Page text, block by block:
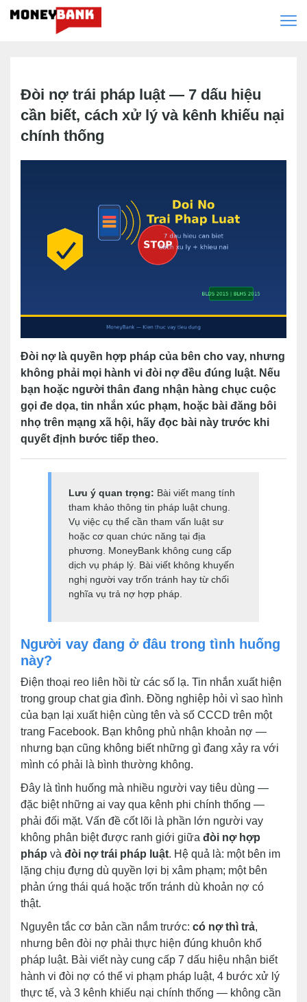
Đòi nợ trái pháp luật — 7 dấu hiệu
cần biết, cách xử lý và kênh khiếu nại
chính thống
Đòi nợ là quyền hợp pháp của bên cho vay, nhưng
không phải mọi hành vi đòi nợ đều đúng luật. Nếu
bạn hoặc người thân đang nhận hàng chục cuộc
gọi đe dọa, tin nhắn xúc phạm, hoặc bài đăng bôi
nhọ trên mạng xã hội, hãy đọc bài này trước khi
quyết định bước tiếp theo.
Lưu ý quan trọng: Bài viết mang tính
tham khảo thông tin pháp luật chung.
Vụ việc cụ thể cần tham vấn luật sư
hoặc cơ quan chức năng tại địa
phương. MoneyBank không cung cấp
dịch vụ pháp lý. Bài viết không khuyến
nghị người vay trốn tránh hay từ chối
nghĩa vụ trả nợ hợp pháp.
Người vay đang ở đâu trong tình huống
này?
Điện thoại reo liên hồi từ các số lạ. Tin nhắn xuất hiện
trong group chat gia đình. Đồng nghiệp hỏi vì sao hình
của bạn lại xuất hiện cùng tên và số CCCD trên một
trang Facebook. Bạn không phủ nhận khoản nợ —
nhưng bạn cũng không biết những gì đang xảy ra với
mình có phải là bình thường không.
Đây là tình huống mà nhiều người vay tiêu dùng —
đặc biệt những ai vay qua kênh phi chính thống —
phải đối mặt. Vấn đề cốt lõi là phần lớn người vay
không phân biệt được ranh giới giữa đòi nợ hợp
pháp và đòi nợ trái pháp luật. Hệ quả là: một bên im
lặng chịu đựng dù quyền lợi bị xâm phạm; một bên
phản ứng thái quá hoặc trốn tránh dù khoản nợ có
thật.
Nguyên tắc cơ bản cần nắm trước: có nợ thì trả,
nhưng bên đòi nợ phải thực hiện đúng khuôn khổ
pháp luật. Bài viết này cung cấp 7 dấu hiệu nhận biết
hành vi đòi nợ có thể vi phạm pháp luật, 4 bước xử lý
thực tế, và 3 kênh khiếu nại chính thống — không cần